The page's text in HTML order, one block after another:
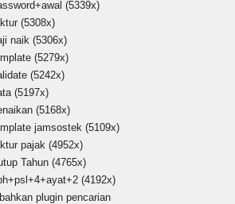
(5339x)
(5308x)
naik (5306x)
(5279x)
(5242x)
(5197x)
(5168x)
jamsostek (5109x)
pajak (4952x)
Tahun (4765x)
(4192x)
plugin pencarian